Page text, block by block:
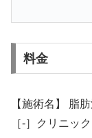
料金
【施術名】 脂
［-］クリニッ